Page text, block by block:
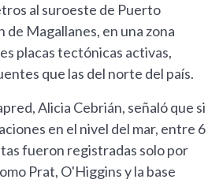
al suroeste de Puerto
de Magallanes, en una zona
placas tectónicas activas,
que las del norte del país.
Alicia Cebrián, señaló que si
en el nivel del mar, entre 6
fueron registradas solo por
Prat, O'Higgins y la base